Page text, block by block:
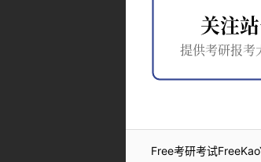
Free考研考试